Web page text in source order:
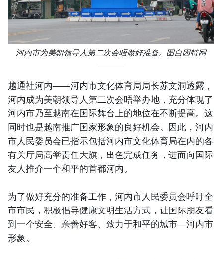
河内市为美朝领导人第二次会晤做好准备。图自因特网
越通社河内——河内市文化体育局局长苏文洞透露，
河内成为美朝领导人第二次会晤举办地，充分体现了
河内市乃至越南在国际舞台上的地位在不断提高。这
同时也是越南推广国家形象的良好机会。因此，河内
市人民委员会已指示包括河内市文化体育局在内的各
有关厅局高举责任大旗，出色完成任务，进而向国际
友人推介一个和平的首都河内。
为了做好充分的准备工作，河内市人民委员会呼吁全
市市民，积极倡导健康文明生活方式，让国际朋友看
到一个安全、亲善好客、致力于和平的城市—河内市
形象。